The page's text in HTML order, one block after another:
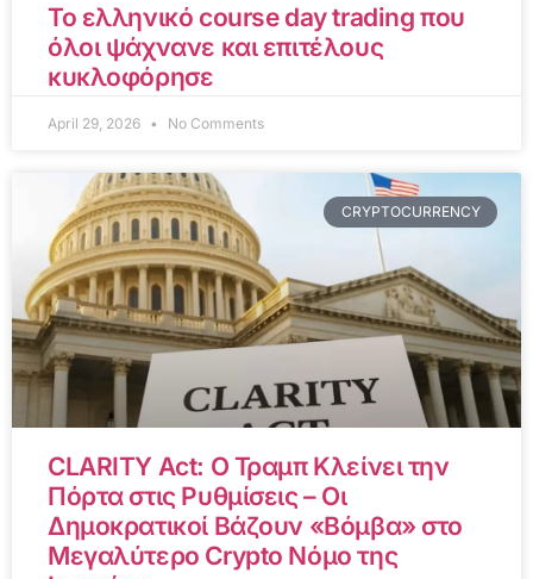
Το ελληνικό course day trading που
όλοι ψάχνανε και επιτέλους
κυκλοφόρησε
April 29, 2026 No Comments
CRYPTOCURRENCY
CLARITY Act: Ο Τραμπ Κλείνει την
Πόρτα στις Ρυθμίσεις – Οι
Δημοκρατικοί Βάζουν «Βόμβα» στο
Μεγαλύτερο Crypto Νόμο της